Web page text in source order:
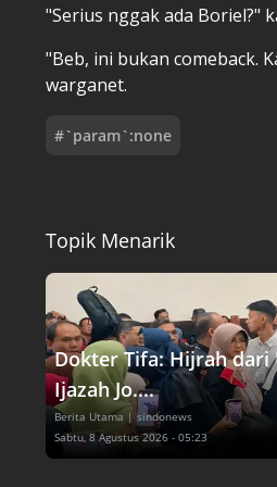
"Serius nggak ada Boriel?"
"Beb, ini bukan comeback.
warganet.
#`param`:none
Topik Menarik
Dokter Tifa: Hijrah dari
Ijazah Jo....
Berita Utama | sindonews
Sabtu, 8 Agustus 2026 - 05:23